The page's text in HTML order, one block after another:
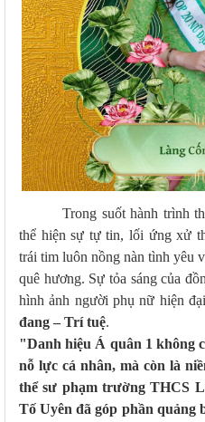
Trong suốt hành trình
thể hiện sự tự tin, lối ứng xử
trái tim luôn nồng nàn tình yêu
quê hương. Sự tỏa sáng của
hình ảnh người phụ nữ hiện
đang – Trí tuệ.
"Danh hiệu Á quân 1 không
nỗ lực cá nhân, mà còn là
thể sư phạm trường THCS
Tố Uyên đã góp phần quảng